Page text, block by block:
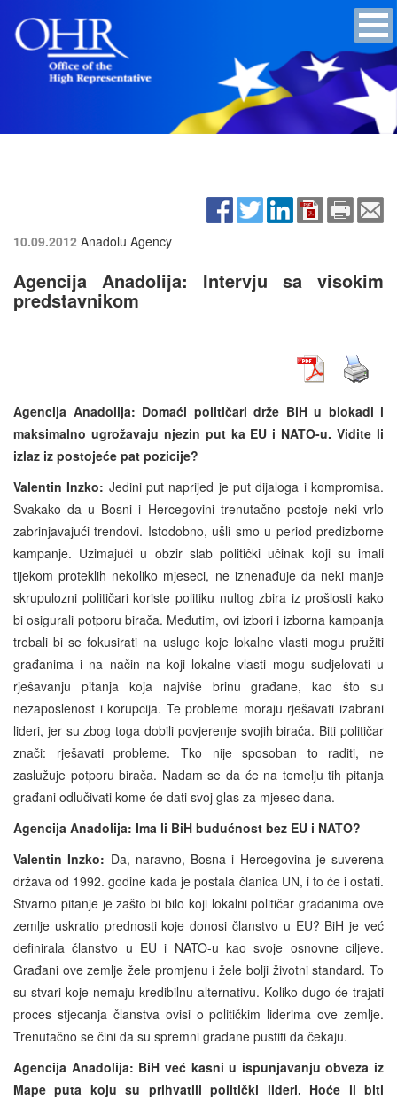
10.09.2012 Anadolu Agency
Agencija Anadolija: Intervju sa visokim
predstavnikom
Agencija Anadolija: Domaći političari drže BiH u blokadi i
maksimalno ugrožavaju njezin put ka EU i NATO-u. Vidite li
izlaz iz postojeće pat pozicije?
Valentin Inzko: Jedini put naprijed je put dijaloga i kompromisa.
Svakako da u Bosni i Hercegovini trenutačno postoje neki vrlo
zabrinjavajući trendovi. Istodobno, ušli smo u period predizborne
kampanje. Uzimajući u obzir slab politički učinak koji su imali
tijekom proteklih nekoliko mjeseci, ne iznenađuje da neki manje
skrupulozni političari koriste politiku nultog zbira iz prošlosti kako
bi osigurali potporu birača. Međutim, ovi izbori i izborna kampanja
trebali bi se fokusirati na usluge koje lokalne vlasti mogu pružiti
građanima i na način na koji lokalne vlasti mogu sudjelovati u
rješavanju pitanja koja najviše brinu građane, kao što su
nezaposlenost i korupcija. Te probleme moraju rješavati izabrani
lideri, jer su zbog toga dobili povjerenje svojih birača. Biti političar
znači: rješavati probleme. Tko nije sposoban to raditi, ne
zaslužuje potporu birača. Nadam se da će na temelju tih pitanja
građani odlučivati kome će dati svoj glas za mjesec dana.
Agencija Anadolija: Ima li BiH budućnost bez EU i NATO?
Valentin Inzko: Da, naravno, Bosna i Hercegovina je suverena
država od 1992. godine kada je postala članica UN, i to će i ostati.
Stvarno pitanje je zašto bi bilo koji lokalni političar građanima ove
zemlje uskratio prednosti koje donosi članstvo u EU? BiH je već
definirala članstvo u EU i NATO-u kao svoje osnovne ciljeve.
Građani ove zemlje žele promjenu i žele bolji životni standard. To
su stvari koje nemaju kredibilnu alternativu. Koliko dugo će trajati
proces stjecanja članstva ovisi o političkim liderima ove zemlje.
Trenutačno se čini da su spremni građane pustiti da čekaju.
Agencija Anadolija: BiH već kasni u ispunjavanju obveza iz
Mape puta koju su prihvatili politički lideri. Hoće li biti